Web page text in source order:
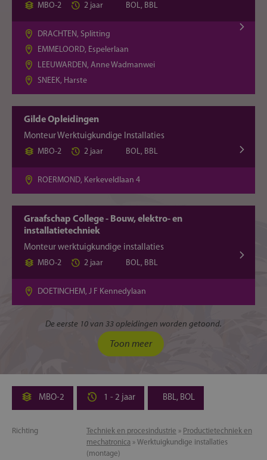
MBO-2 1 - 2 jaar BBL, BOL
Richting Techniek en procesindustrie » Productietechniek en
mechatronica » Werktuigkundige installaties
(montage)
MBO-2
2 jaar BOL, BBL
DRACHTEN, Splitting
EMMELOORD, Espelerlaan
LEEUWARDEN, Anne Wadmanwei
SNEEK, Harste
Gilde Opleidingen
Monteur Werktuigkundige Installaties
MBO-2
2 jaar BOL, BBL
ROERMOND, Kerkeveldlaan 4
Graafschap College - Bouw, elektro- en
installatietechniek
Monteur werktuigkundige installaties
MBO-2
2 jaar BOL, BBL
DOETINCHEM, J F Kennedylaan
De eerste 10 van 33 opleidingen worden getoond.
Toon meer